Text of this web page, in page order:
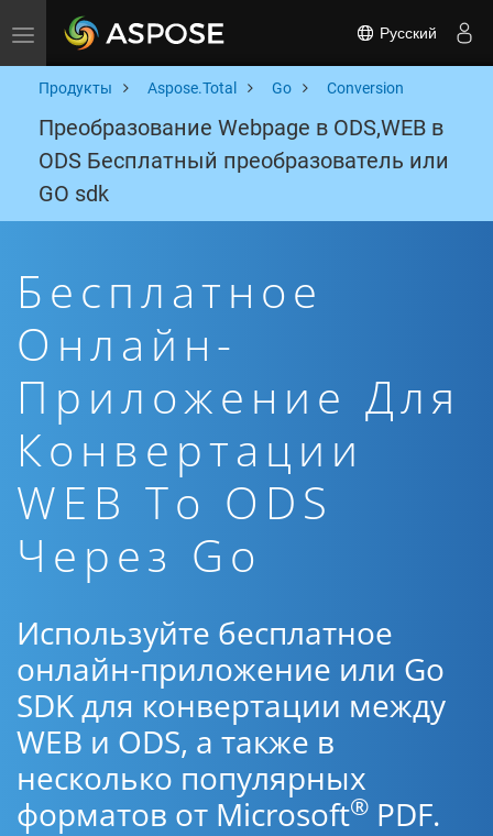
Toggle navigation Русский
Продукты Aspose.Total Go Conversion
Преобразование Webpage в ODS,WEB в
ODS Бесплатный преобразователь или
GO sdk
Бесплатное
Онлайн-
Приложение Для
Конвертации
WEB To ODS
Через Go
Используйте бесплатное
онлайн-приложение или Go
SDK для конвертации между
WEB и ODS, а также в
несколько популярных
форматов от Microsoft® PDF.